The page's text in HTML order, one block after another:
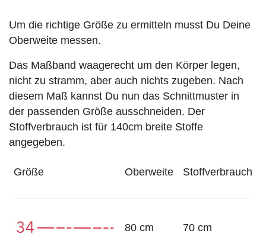
Um die richtige Größe zu ermitteln musst Du Deine
Oberweite messen.
Das Maßband waagerecht um den Körper legen,
nicht zu stramm, aber auch nichts zugeben. Nach
diesem Maß kannst Du nun das Schnittmuster in
der passenden Größe ausschneiden. Der
Stoffverbrauch ist für 140cm breite Stoffe
angegeben.
Größe Oberweite Stoffverbrauch
80 cm 70 cm